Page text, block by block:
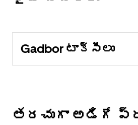
Gadbor టాక్సీలు
తరచుగా అడిగే